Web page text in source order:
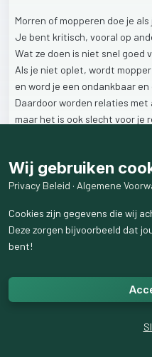
Morren of mopperen doe je als
Je bent kritisch, vooral op
Wat ze doen is niet snel goed
Als je niet oplet, wordt
en word je een ondankbaar en
Daardoorworden relaties met
maar het is ook slecht voor je
→Godwildatweonze
datis inclusiefdegenen
23weergaven
Wij gebruiken
Privacy Beleid · Algemene
Cookies zijn gegevens die wij
Deze zorgen bijvoorbeeld dat
bent!